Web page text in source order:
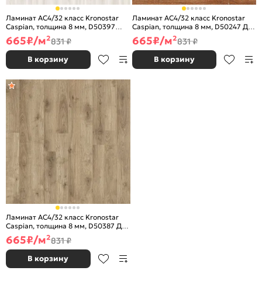
Ламинат AC4/32 класс Kronostar
Caspian, толщина 8 мм, D50397
Мейсса
665₽/м²831 ₽
В корзину
Ламинат AC4/32 класс Kronostar
Caspian, толщина 8 мм, D50247 Дуб
Флэминг
665₽/м²831 ₽
В корзину
Ламинат AC4/32 класс Kronostar
Caspian, толщина 8 мм, D50387 Дуб
Леонис
665₽/м²831 ₽
В корзину